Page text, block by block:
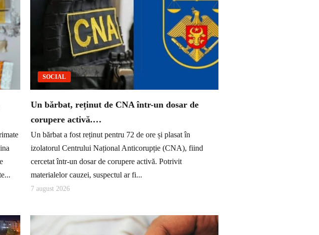
SOCIAL
Un bărbat, reținut de CNA într-un dosar de
corupere activă.…
Un bărbat a fost reținut pentru 72 de ore și plasat în
izolatorul Centrului Național Anticorupție (CNA), fiind
cercetat într-un dosar de corupere activă. Potrivit
materialelor cauzei, suspectul ar fi...
7 august 2026